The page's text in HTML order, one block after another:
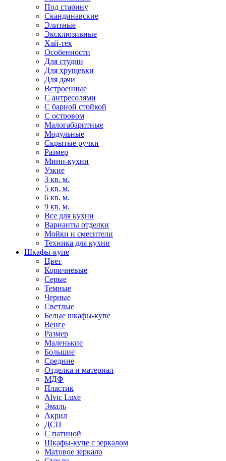
Под старину
Скандинавские
Элитные
Эксклюзивные
Хай-тек
Особенности
Для студии
Для хрущевки
Для дачи
Встроенные
С антресолями
С барной стойкой
С островом
Малогабаритные
Модульные
Скрытые ручки
Размер
Мини-кухни
Узкие
3 кв. м.
5 кв. м.
6 кв. м.
9 кв. м.
Все для кухни
Варианты отделки
Мойки и смесители
Техника для кухни
Шкафы-купе
Цвет
Коричневые
Серые
Темные
Черные
Светлые
Белые шкафы-купе
Венге
Размер
Маленькие
Большие
Средние
Отделка и материал
МДФ
Пластик
Alvic Luxe
Эмаль
Акрил
ДСП
С патиной
Шкафы-купе с зеркалом
Матовое зеркало